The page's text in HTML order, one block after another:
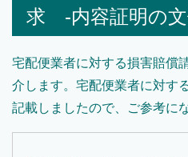
求 -内容証明の文
宅配便業者に対する損害賠償
介します。宅配便業者に対す
記載しましたので、ご参考に